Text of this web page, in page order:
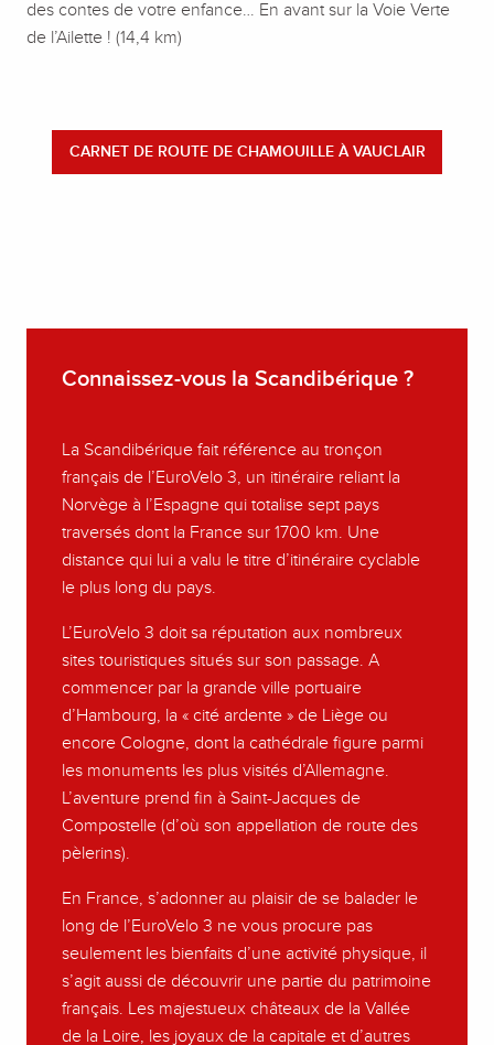
des contes de votre enfance… En avant sur la Voie Verte
de l’Ailette ! (14,4 km)
CARNET DE ROUTE DE CHAMOUILLE À VAUCLAIR
Connaissez-vous la Scandibérique ?
La Scandibérique fait référence au tronçon
français de l’EuroVelo 3, un itinéraire reliant la
Norvège à l’Espagne qui totalise sept pays
traversés dont la France sur 1700 km. Une
distance qui lui a valu le titre d’itinéraire cyclable
le plus long du pays.
L’EuroVelo 3 doit sa réputation aux nombreux
sites touristiques situés sur son passage. A
commencer par la grande ville portuaire
d’Hambourg, la « cité ardente » de Liège ou
encore Cologne, dont la cathédrale figure parmi
les monuments les plus visités d’Allemagne.
L’aventure prend fin à Saint-Jacques de
Compostelle (d’où son appellation de route des
pèlerins).
En France, s’adonner au plaisir de se balader le
long de l’EuroVelo 3 ne vous procure pas
seulement les bienfaits d’une activité physique, il
s’agit aussi de découvrir une partie du patrimoine
français. Les majestueux châteaux de la Vallée
de la Loire, les joyaux de la capitale et d’autres